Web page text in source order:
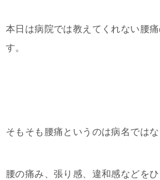
本日は病院では教えてくれない腰
す。
そもそも腰痛というのは病名ではな
腰の痛み、張り感、違和感などを